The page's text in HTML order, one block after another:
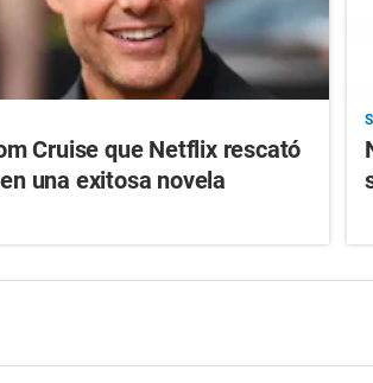
Cruise que Netflix rescató
una exitosa novela